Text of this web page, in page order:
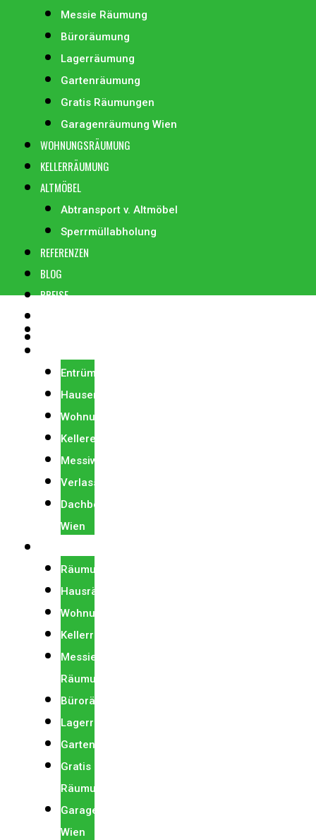
Messie Räumung
Büroräumung
Lagerräumung
Gartenräumung
Gratis Räumungen
Garagenräumung Wien
WOHNUNGSRÄUMUNG
KELLERRÄUMUNG
ALTMÖBEL
Abtransport v. Altmöbel
Sperrmüllabholung
REFERENZEN
BLOG
PREISE
Entrümpelung
Hausentrümpelung
Wohnungsentrümpelung
Kellerentrümpelung
Messiwohnung
Verlassenschaft
Dachbodenentrümpelung
Wien
Räumung
Hausräumung
Wohnungsräumung
Kellerräumung
Messie
Räumung
Büroräumung
Lagerräumung
Gartenräumung
Gratis
Räumungen
Garagenräumung
Wien